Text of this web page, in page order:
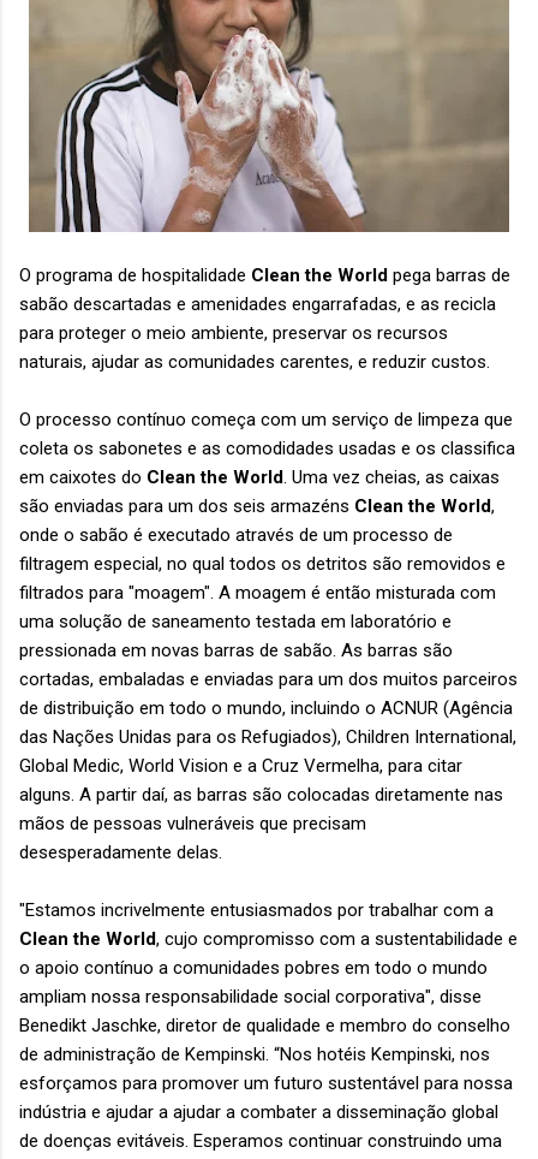
O programa de hospitalidade Clean the World pega barras de
sabão descartadas e amenidades engarrafadas, e as recicla
para proteger o meio ambiente, preservar os recursos
naturais, ajudar as comunidades carentes, e reduzir custos.
O processo contínuo começa com um serviço de limpeza que
coleta os sabonetes e as comodidades usadas ​​e os classifica
em caixotes do Clean the World. Uma vez cheias, as caixas
são enviadas para um dos seis armazéns Clean the World,
onde o sabão é executado através de um processo de
filtragem especial, no qual todos os detritos são removidos e
filtrados para "moagem". A moagem é então misturada com
uma solução de saneamento testada em laboratório e
pressionada em novas barras de sabão. As barras são
cortadas, embaladas e enviadas para um dos muitos parceiros
de distribuição em todo o mundo, incluindo o ACNUR (Agência
das Nações Unidas para os Refugiados), Children International,
Global Medic, World Vision e a Cruz Vermelha, para citar
alguns. A partir daí, as barras são colocadas diretamente nas
mãos de pessoas vulneráveis ​​que precisam
desesperadamente delas.
"Estamos incrivelmente entusiasmados por trabalhar com a
Clean the World, cujo compromisso com a sustentabilidade e
o apoio contínuo a comunidades pobres em todo o mundo
ampliam nossa responsabilidade social corporativa", disse
Benedikt Jaschke, diretor de qualidade e membro do conselho
de administração de Kempinski. “Nos hotéis Kempinski, nos
esforçamos para promover um futuro sustentável para nossa
indústria e ajudar a ajudar a combater a disseminação global
de doenças evitáveis. Esperamos continuar construindo uma